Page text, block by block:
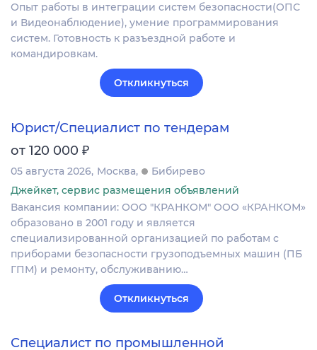
Опыт работы в интеграции систем безопасности(ОПС
и Видеонаблюдение), умение программирования
систем. Готовность к разъездной работе и
командировкам.
Откликнуться
Юрист/Специалист по тендерам
от 120 000 ₽
05 августа 2026 Москва
Бибирево
Джейкет, сервис размещения объявлений
Вакансия компании: ООО "КРАНКОМ" ООО «КРАНКОМ»
образовано в 2001 году и является
специализированной организацией по работам с
приборами безопасности грузоподъемных машин (ПБ
ГПМ) и ремонту, обслуживанию…
Откликнуться
Специалист по промышленной